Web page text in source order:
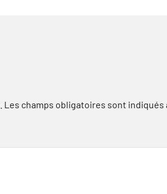
Les champs obligatoires sont indiqués